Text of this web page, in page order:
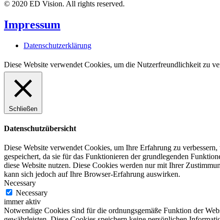
© 2020 ED Vision. All rights reserved.
Impressum
Datenschutzerklärung
Diese Website verwendet Cookies, um die Nutzerfreundlichkeit zu
Schließen
Datenschutzübersicht
Diese Website verwendet Cookies, um Ihre Erfahrung zu
gespeichert, da sie für das Funktionieren der grundlegenden
diese Website nutzen. Diese Cookies werden nur mit Ihrer
kann sich jedoch auf Ihre Browser-Erfahrung auswirken.
Necessary
Necessary
immer aktiv
Notwendige Cookies sind für die ordnungsgemäße Funktion der